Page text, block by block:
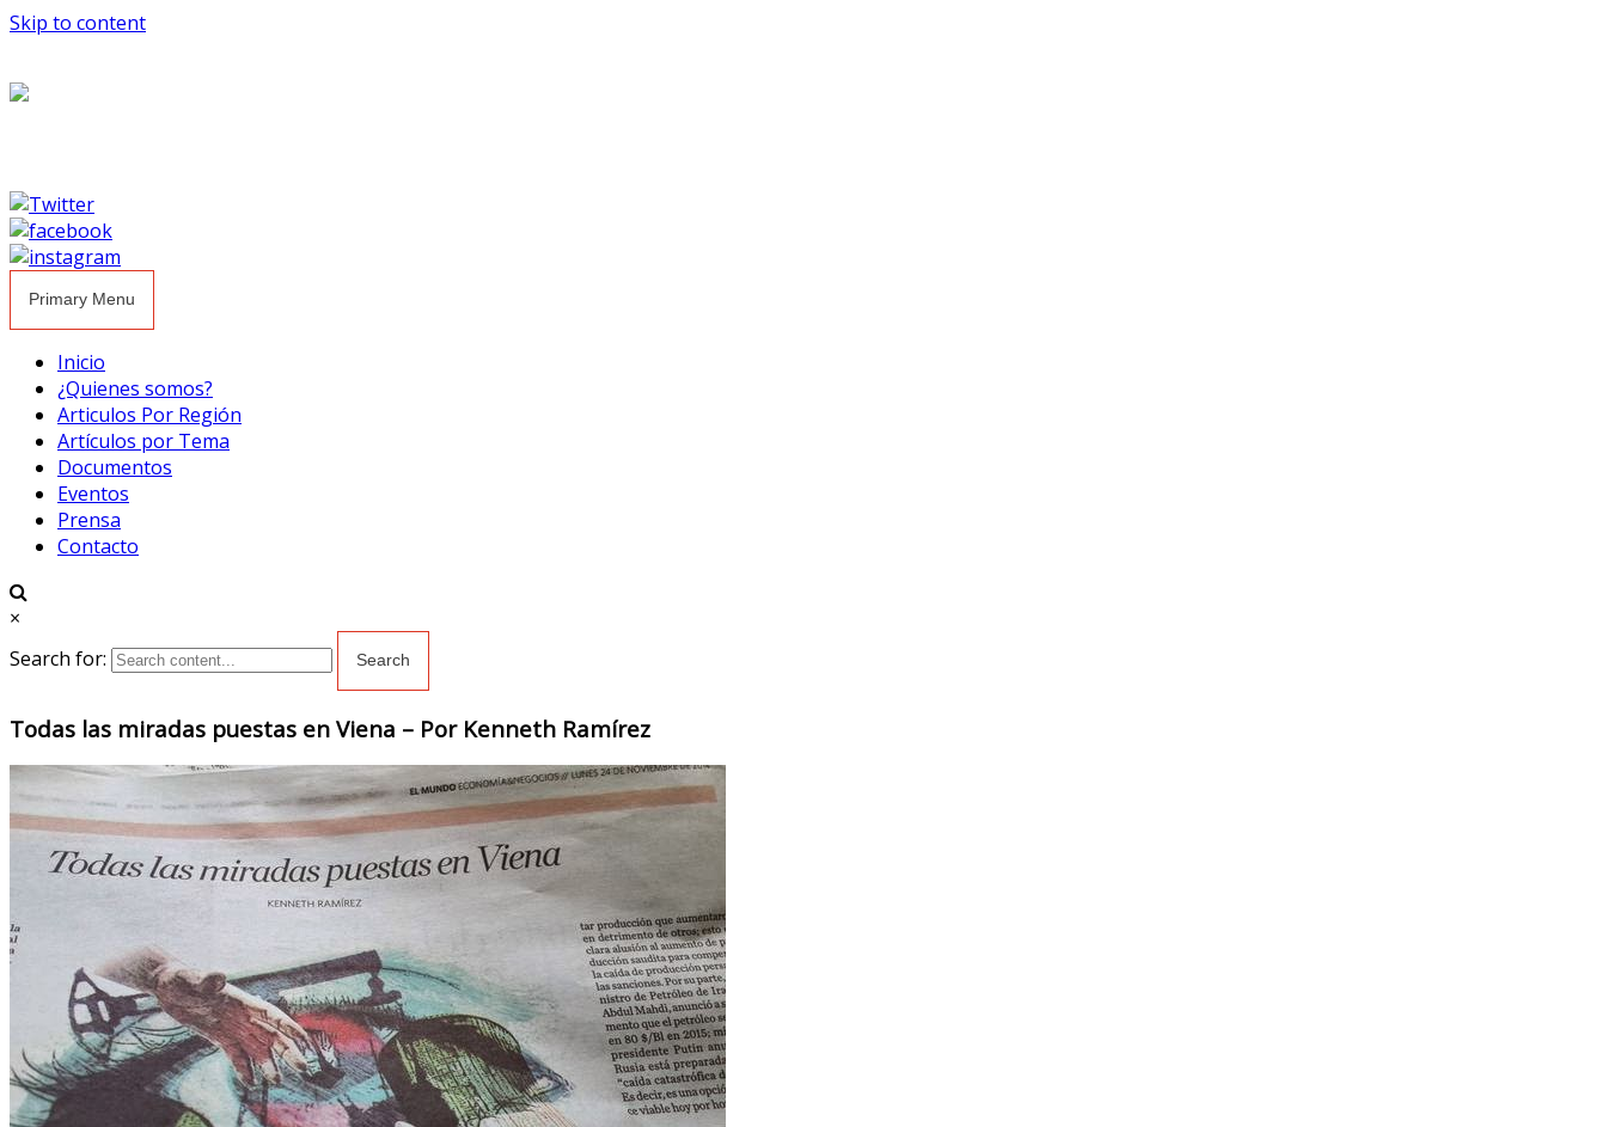
Skip to content
Primary Menu
Inicio
¿Quienes somos?
Articulos Por Región
Artículos por Tema
Documentos
Eventos
Prensa
Contacto
×
Search for:
Todas las miradas puestas en Viena – Por Kenneth Ramírez